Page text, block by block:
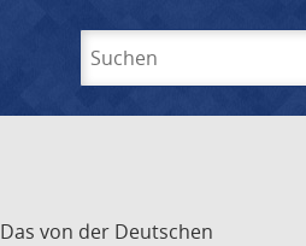
von der Deutschen